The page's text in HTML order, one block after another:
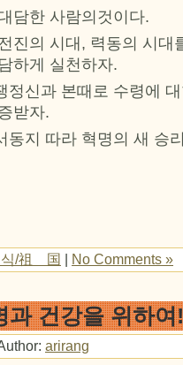
담한 사람의것이다.
진의 시대, 력동의 시
하게 실천하자.
정신과 본때로 수령에
받자.
동지 따라 혁명의 새 승
식/祖 国 | No Comments »
과 건강을 위하여!
arirang